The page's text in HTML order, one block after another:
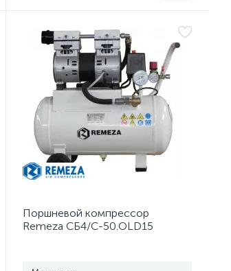
Поршневой компрессор
Remeza СБ4/С-50.OLD15